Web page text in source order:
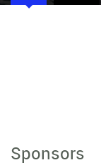
Sponsors